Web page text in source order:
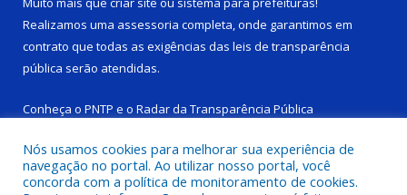
Realizamos uma assessoria completa, onde garantimos em
contrato que todas as exigências das leis de transparência
pública serão atendidas.
Conheça o PNTP e o Radar da Transparência Pública
Nós usamos cookies para melhorar sua experiência de
navegação no portal. Ao utilizar nosso portal, você
concorda com a política de monitoramento de cookies.